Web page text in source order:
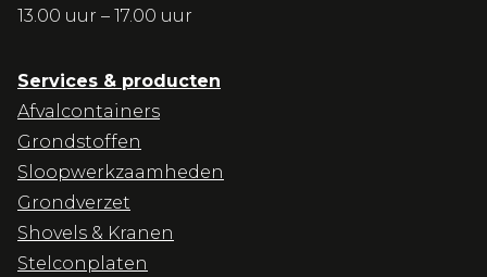
13.00 uur – 17.00 uur
Services & producten
Afvalcontainers
Grondstoffen
Sloopwerkzaamheden
Grondverzet
Shovels & Kranen
Stelconplaten